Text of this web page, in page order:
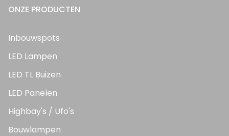
ONZE PRODUCTEN
Inbouwspots
LED Lampen
LED TL Buizen
LED Panelen
Highbay's / Ufo's
Bouwlampen